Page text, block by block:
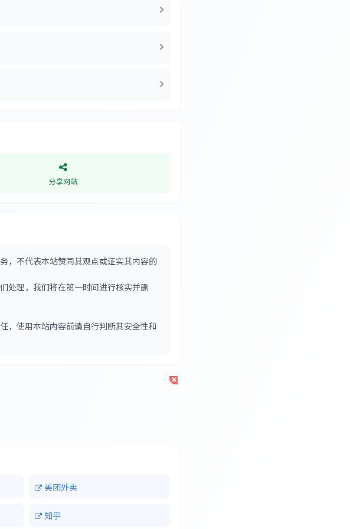
分享网站
，不代表本站赞同其观点或证实其内容的
处理，我们将在第一时间进行核实并删
，使用本站内容前请自行判断其安全性和
美团外卖
知乎